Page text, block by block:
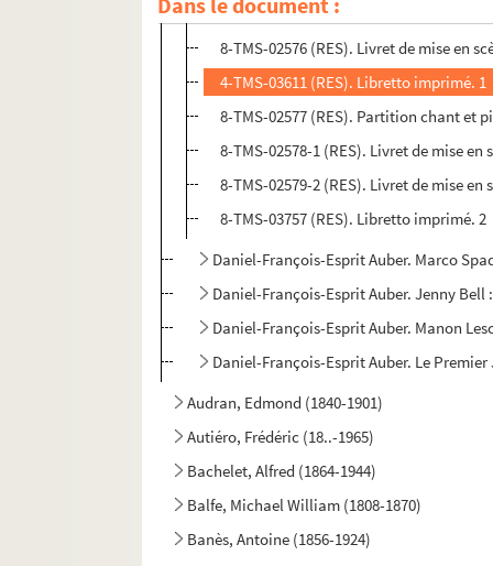
8-TMS-02575 (RES). Livret de mise en
8-TMS-02576 (RES). Livret de mise en
4-TMS-03611 (RES). Libretto imprimé. 1
8-TMS-02577 (RES). Partition chant et
8-TMS-02578-1 (RES). Livret de mise en
8-TMS-02579-2 (RES). Livret de mise en
8-TMS-03757 (RES). Libretto imprimé. 2
Daniel-François-Esprit Auber. Marco
Daniel-François-Esprit Auber. Jenny
Daniel-François-Esprit Auber. Manon
Daniel-François-Esprit Auber. Le
Audran, Edmond (1840-1901)
Autiéro, Frédéric (18..-1965)
Bachelet, Alfred (1864-1944)
Balfe, Michael William (1808-1870)
Banès, Antoine (1856-1924)